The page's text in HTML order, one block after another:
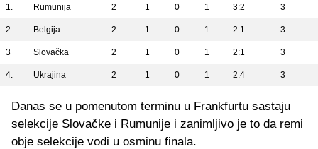
1. Rumunija 2 1 0 1 3:2 3
2. Belgija 2 1 0 1 2:1 3
3 Slovačka 2 1 0 1 2:1 3
4. Ukrajina 2 1 0 1 2:4 3
Danas se u pomenutom terminu u Frankfurtu sastaju
selekcije Slovačke i Rumunije i zanimljivo je to da remi
obje selekcije vodi u osminu finala.